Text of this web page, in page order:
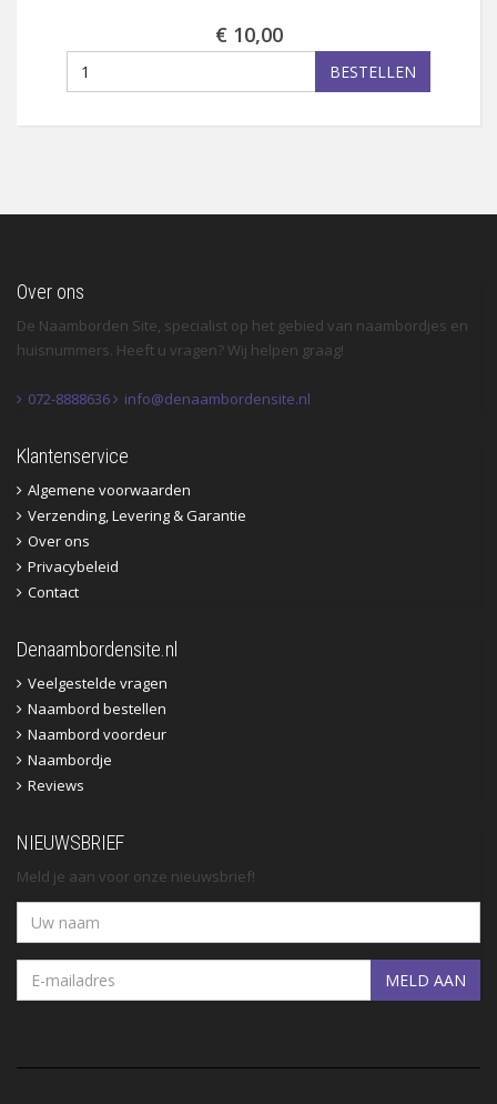
€ 10,00
BESTELLEN
Over ons
De Naamborden Site, specialist op het gebied van naambordjes en
huisnummers. Heeft u vragen? Wij helpen graag!
072-8888636 info@denaambordensite.nl
Klantenservice
Algemene voorwaarden
Verzending, Levering & Garantie
Over ons
Privacybeleid
Contact
Denaambordensite.nl
Veelgestelde vragen
Naambord bestellen
Naambord voordeur
Naambordje
Reviews
NIEUWSBRIEF
Meld je aan voor onze nieuwsbrief!
MELD AAN